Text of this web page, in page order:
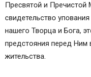
Пресвятой и Пречистой
свидетельство
нашего Творца и Бога,
предстояния перед Ним
жительства.